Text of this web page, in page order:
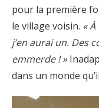
pour la première
le village voisin. «
j’en aurai un. Des
emmerde ! »
dans un monde